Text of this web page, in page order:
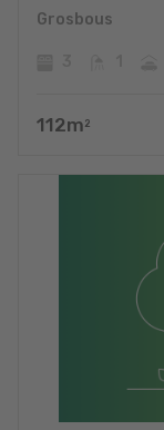
Grosbous
112m 2